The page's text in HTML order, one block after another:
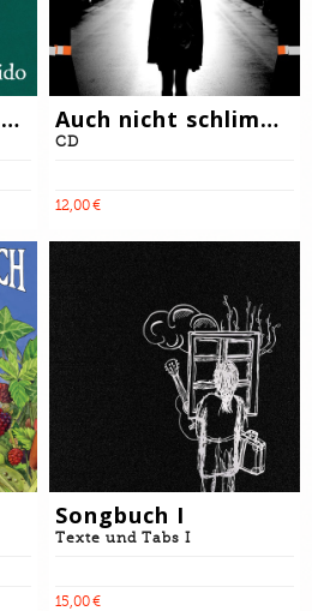
Preto colorido (Danilo Guilherme) Auch nicht schlimmer (Uta Köbernick)
CD
12,00 €
Songbuch I
Texte und Tabs I
15,00 €